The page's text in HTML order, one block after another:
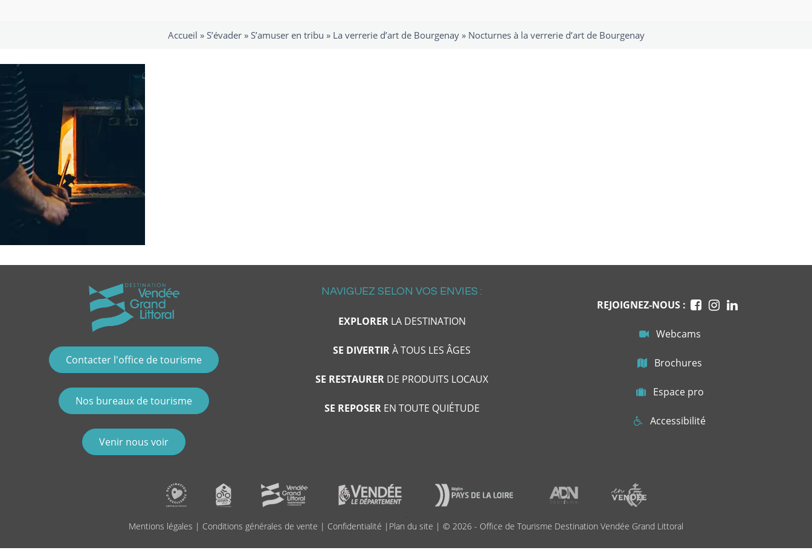
Accueil » S’évader» S’amuser en tribu » La verrerie d’art de Bourgenay» Nocturnes à la verrerie d’art de Bourgenay
Contacter l'office de tourisme
Nos bureaux de tourisme
Venir nous voir
NAVIGUEZ SELON VOS ENVIES :
EXPLORERLA DESTINATION
SE DIVERTIRÀ TOUS LES ÂGES
SE RESTAURER DE PRODUITS LOCAUX
SE REPOSEREN TOUTE QUIÉTUDE
REJOIGNEZ-NOUS :
Webcams
Brochures
Espace pro
Accessibilité
Mentions légales | Conditions générales de vente | Confidentialité | Plan du site | © 2026 - Office de Tourisme Destination Vendée Grand Littoral